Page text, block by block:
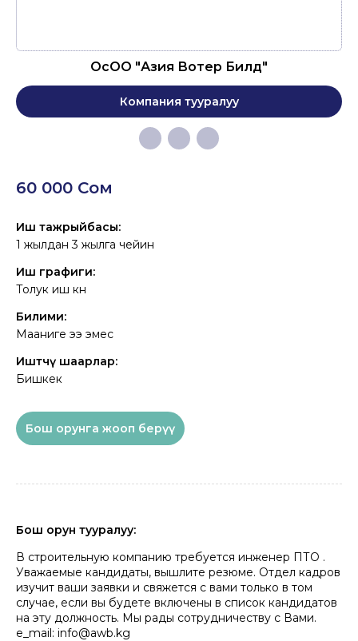
ОсОО "Азия Вотер Билд"
Компания тууралуу
60 000 Сом
Иш тажрыйбасы:
1 жылдан 3 жылга чейин
Иш графиги:
Толук иш күнү
Билими:
Мааниге ээ эмес
Иштөөчү шаарлар:
Бишкек
Бош орунга жооп берүү
Бош орун тууралуу:
В строительную компанию требуется инженер ПТО .
Уважаемые кандидаты, вышлите резюме. Отдел кадров
изучит ваши заявки и свяжется с вами только в том
случае, если вы будете включены в список кандидатов
на эту должность. Мы рады сотрудничеству с Вами.
e_mail: info@awb.kg